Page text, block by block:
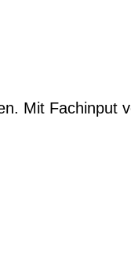
Mit Fachinput